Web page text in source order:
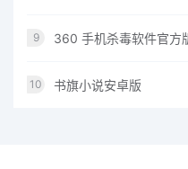
9 360 手机杀毒软件官方
10 书旗小说安卓版